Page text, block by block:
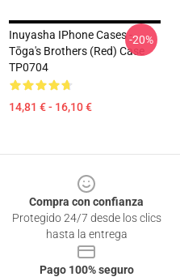
Inuyasha IPhone Cases -
Tōga's Brothers (red) Case
TP0704
14,81 € - 16,10 €
-20%
Compra con confianza
Protegido 24/7 desde los clics
hasta la entrega
Pago 100% seguro